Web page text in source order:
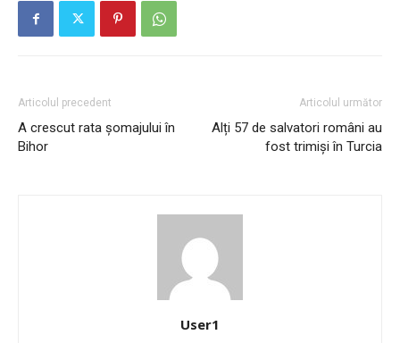
Articolul precedent
A crescut rata şomajului în
Bihor
Articolul următor
Alți 57 de salvatori români au
fost trimiși în Turcia
User1